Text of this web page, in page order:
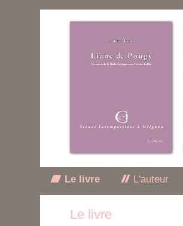
Le livre L'auteur
Le livre